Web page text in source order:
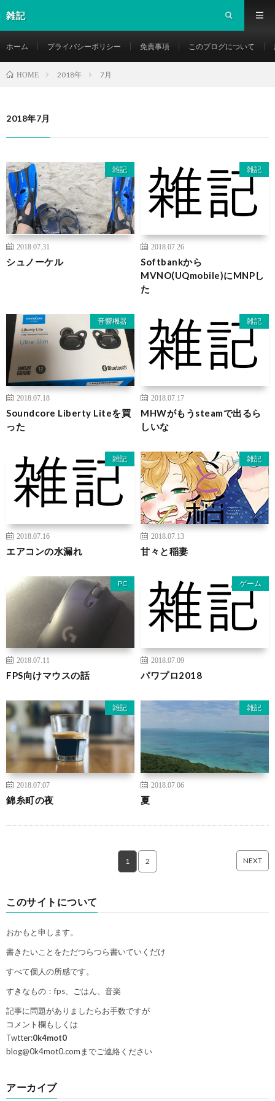
雑記
ホーム プライバシーポリシー 免責事項 このブログについて
HOME 2018年 7月
2018年7月
雑記
2018.07.31
シュノーケル
雑記
2018.07.26
Softbankから
MVNO(UQmobile)にMNPし
た
音響機器
2018.07.18
Soundcore Liberty Liteを買
った
雑記
2018.07.17
MHWがもうsteamで出るら
しいな
雑記
2018.07.16
エアコンの水漏れ
雑記
2018.07.13
甘々と稲妻
PC
2018.07.11
FPS向けマウスの話
ゲーム
2018.07.09
パワプロ2018
雑記
2018.07.07
錦糸町の夜
雑記
2018.07.06
夏
1 2 NEXT
このサイトについて
おかもと申します。
書きたいことをただつらつら書いていくだけ
すべて個人の所感です。
すきなもの：fps、ごはん、音楽
記事に問題がありましたらお手数ですが
コメント欄もしくは
Twtter:0k4mot0
blog@0k4mot0.comまでご連絡ください
アーカイブ